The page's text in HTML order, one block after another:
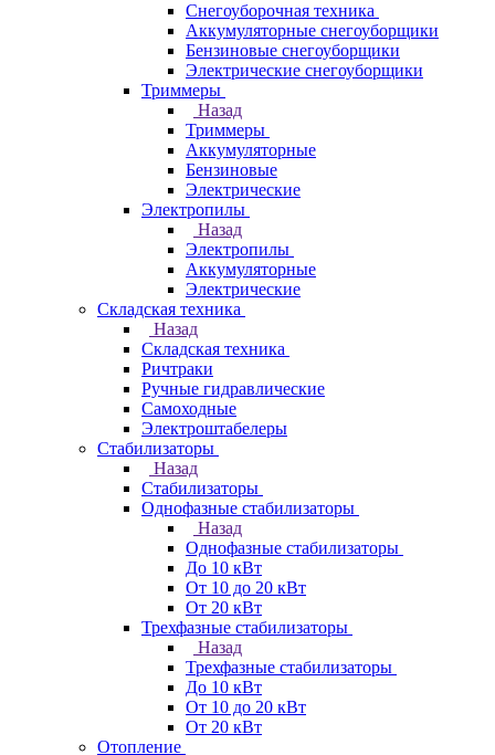
Снегоуборочная техника
Аккумуляторные снегоуборщики
Бензиновые снегоуборщики
Электрические снегоуборщики
Триммеры
Назад
Триммеры
Аккумуляторные
Бензиновые
Электрические
Электропилы
Назад
Электропилы
Аккумуляторные
Электрические
Складская техника
Назад
Складская техника
Ричтраки
Ручные гидравлические
Самоходные
Электроштабелеры
Стабилизаторы
Назад
Стабилизаторы
Однофазные стабилизаторы
Назад
Однофазные стабилизаторы
До 10 кВт
От 10 до 20 кВт
От 20 кВт
Трехфазные стабилизаторы
Назад
Трехфазные стабилизаторы
До 10 кВт
От 10 до 20 кВт
От 20 кВт
Отопление